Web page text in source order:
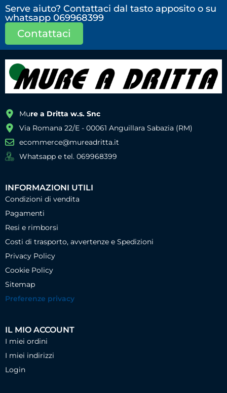
Serve aiuto? Contattaci dal tasto apposito o su
whatsapp 069968399
Contattaci
Mure a Dritta w.s. Snc
Via Romana 22/E - 00061 Anguillara Sabazia (RM)
ecommerce@mureadritta.it
Whatsapp e tel. 069968399
INFORMAZIONI UTILI
Condizioni di vendita
Pagamenti
Resi e rimborsi
Costi di trasporto, avvertenze e Spedizioni
Privacy Policy
Cookie Policy
Sitemap
Preferenze privacy
IL MIO ACCOUNT
I miei ordini
I miei indirizzi
Login